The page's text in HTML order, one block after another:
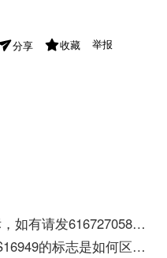
分享 收藏 举报
谁有ISO9001：2008版的国标，如有请发616727058@qq.com
有哪位高手知道ISO9001与TS16949的标志是如何区分的